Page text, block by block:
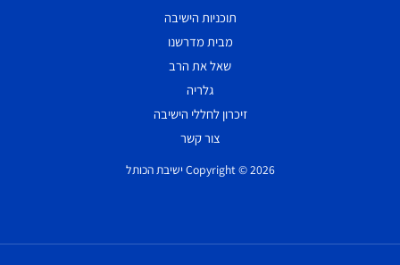
תוכניות הישיבה
מבית מדרשנו
שאל את הרב
גלריה
זיכרון לחללי הישיבה
צור קשר
Copyright © 2026 ישיבת הכותל